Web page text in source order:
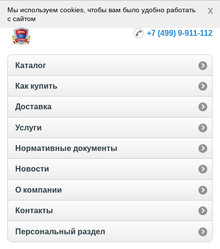
Норма-112
+7 (499) 9-911-112
Каталог
Как купить
Доставка
Услуги
Нормативные документы
Новости
О компании
Контакты
Персональный раздел
Мы используем cookies, чтобы вам было удобно работать
с сайтом
x